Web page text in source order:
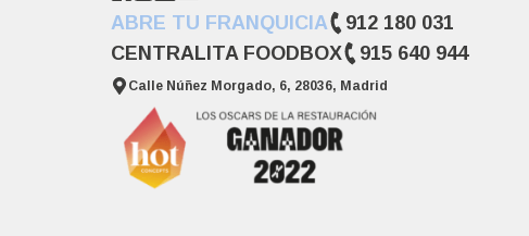
ABRE TU FRANQUICIA
912 180 031
CENTRALITA FOODBOX
915 640 944
Calle Núñez Morgado, 6, 28036, Madrid